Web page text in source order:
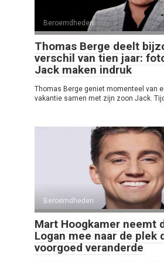
Beroemdheden
Thomas Berge deelt
verschil van tien jaar:
Jack maken indruk
Thomas Berge geniet momenteel van
vakantie samen met zijn zoon Jack.
Beroemdheden
Mart Hoogkamer neemt
Logan mee naar de plek
voorgoed veranderde